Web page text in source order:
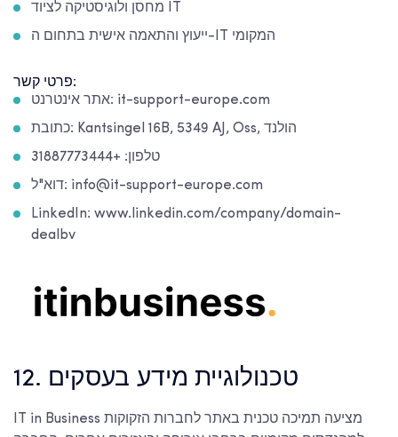
ייעוץ והתאמה אישית בתחום ה-IT המקומי
פרטי קשר:
אתר אינטרנט: it-support-europe.com
כתובת: Kantsingel 16B, 5349 AJ, Oss, הולנד
טלפון: +31887773444
דוא"ל: info@it-support-europe.com
LinkedIn: www.linkedin.com/company/domain-
dealbv
12. טכנולוגיית מידע בעסקים
IT in Business מציעה תמיכה טכנית באתר לחברות הזקוקות